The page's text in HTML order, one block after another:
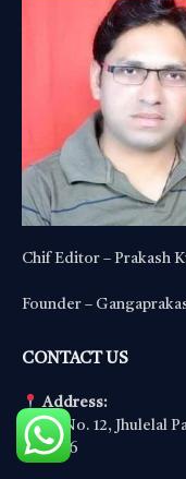
Chif Editor – Prakash
Founder –
CONTACT US
Address:
Ward No. 12, Jhulelal
493996